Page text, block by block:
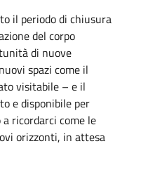
il periodo di chiusura
del corpo
di nuove
spazi come il
visitabile – e il
e disponibile per
ricordarci come le
orizzonti, in attesa